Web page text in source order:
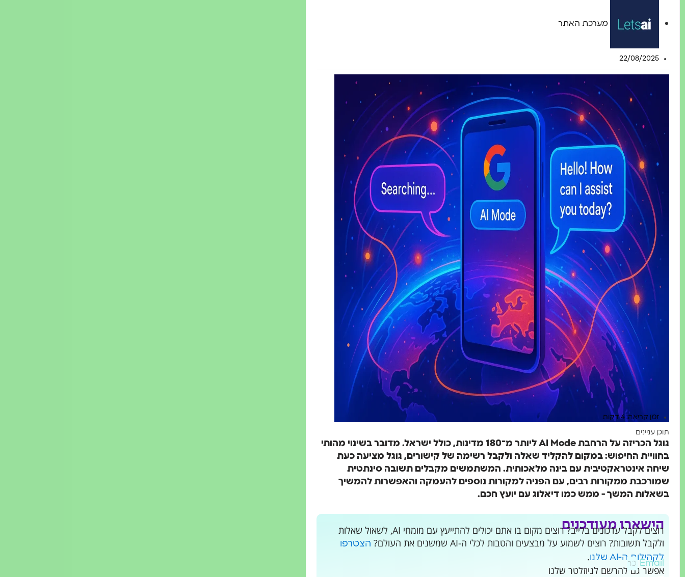
מערכת האתר
22/08/2025
זמן קריאה: 4 דקות
תוכן עניינים
גוגל הכריזה על הרחבת AI Mode ליותר מ־180 מדינות, כולל ישראל. מדובר בשינוי מהותי
בחוויית החיפוש: במקום להקליד שאלה ולקבל רשימה של קישורים, גוגל מציעה כעת
שיחה אינטראקטיבית עם בינה מלאכותית. המשתמשים מקבלים תשובה סינתטית
שמורכבת ממקורות רבים, עם הפניה למקורות נוספים להעמקה והאפשרות להמשיך
בשאלות המשך - ממש כמו דיאלוג עם יועץ חכם.
הישארו מעודכנים
רוצים לקבל עדכונים בלייב? רוצים מקום בו אתם יכולים להתייעץ עם מומחי AI, לשאול שאלות
ולקבל תשובות? רוצים לשמוע על מבצעים והטבות לכלי ה-AI שמשנים את העולם?
הצטרפו
לקהילות ה-AI שלנו
.
אפשר גם להרשם לניוזלטר שלנו
Email